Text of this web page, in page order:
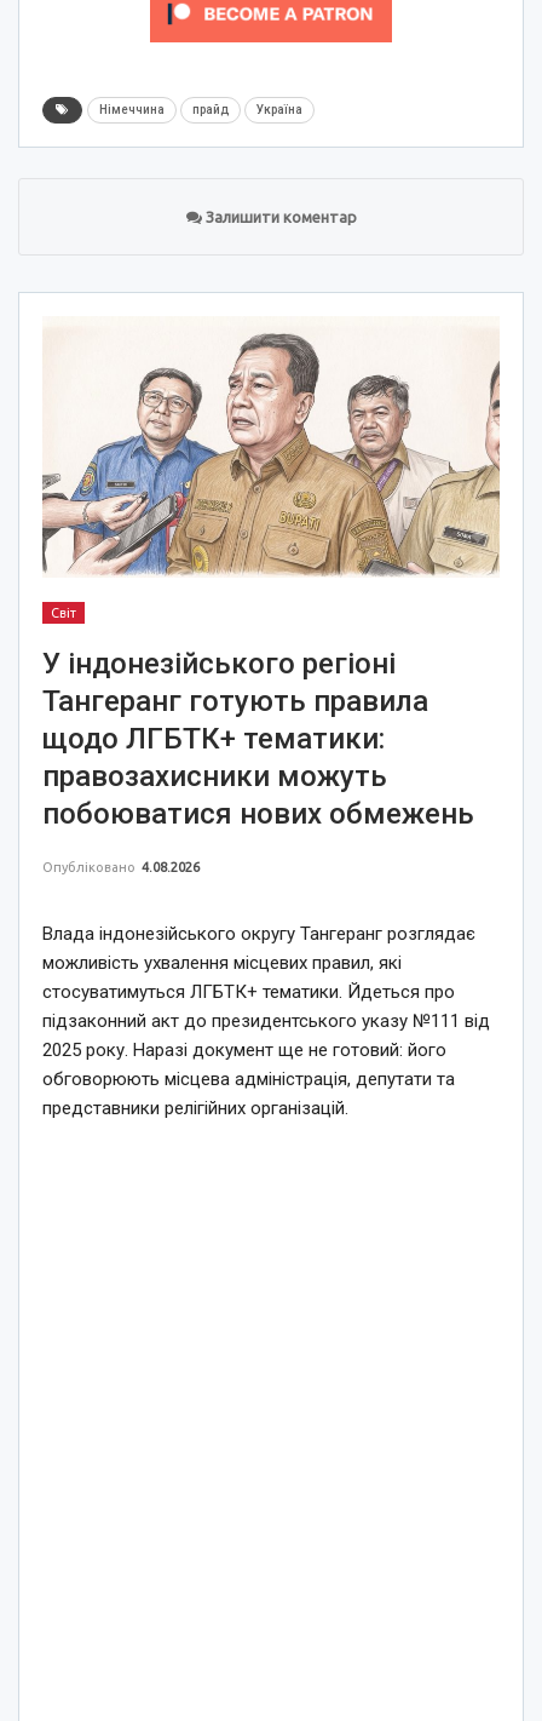
Німеччина прайд Україна
Залишити коментар
Світ
У індонезійського регіоні
Тангеранг готують правила
щодо ЛГБТК+ тематики:
правозахисники можуть
побоюватися нових обмежень
Опубліковано 4.08.2026
Влада індонезійського округу Тангеранг розглядає
можливість ухвалення місцевих правил, які
стосуватимуться ЛГБТК+ тематики. Йдеться про
підзаконний акт до президентського указу №111 від
2025 року. Наразі документ ще не готовий: його
обговорюють місцева адміністрація, депутати та
представники релігійних організацій.